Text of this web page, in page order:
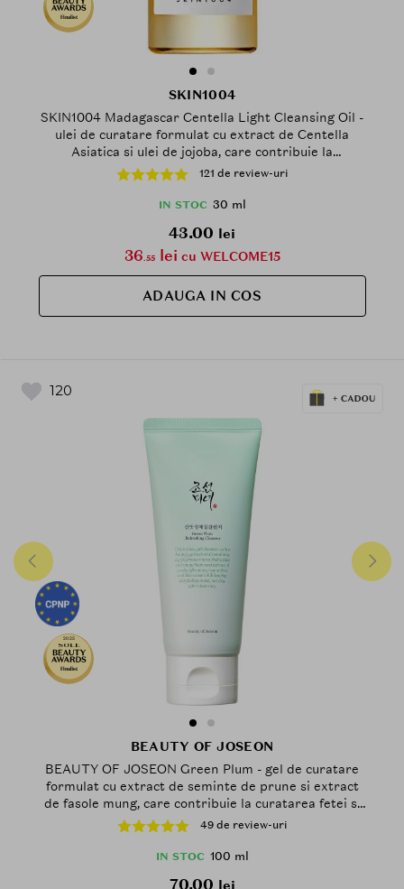
Finalist
SKIN1004
SKIN1004 Madagascar Centella Light Cleansing Oil -
ulei de curatare formulat cu extract de Centella
Asiatica si ulei de jojoba, care contribuie la
indepartarea machiajului, murdariei, uleiurilor si
cremelor de protectie solara si la mentinerea
confortului cutanat - 30 ml
121 de review-uri
IN STOC 30 ml
43.00 lei
36.55lei cu WELCOME15
ADAUGA IN COS
120
2025
Finalist
BEAUTY OF JOSEON
BEAUTY OF JOSEON Green Plum - gel de curatare
formulat cu extract de seminte de prune si extract
de fasole mung, care contribuie la curatarea fetei si
la mentinerea barierei naturale a pielii - 100 ml
49 de review-uri
IN STOC 100 ml
70.00 lei